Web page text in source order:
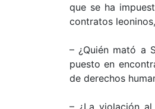
que se ha
contratos
– ¿Quién mató a
puesto en
de derechos
– ¿La violación